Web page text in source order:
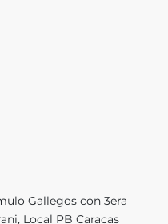
Gallegos con 3era
Local PB Caracas